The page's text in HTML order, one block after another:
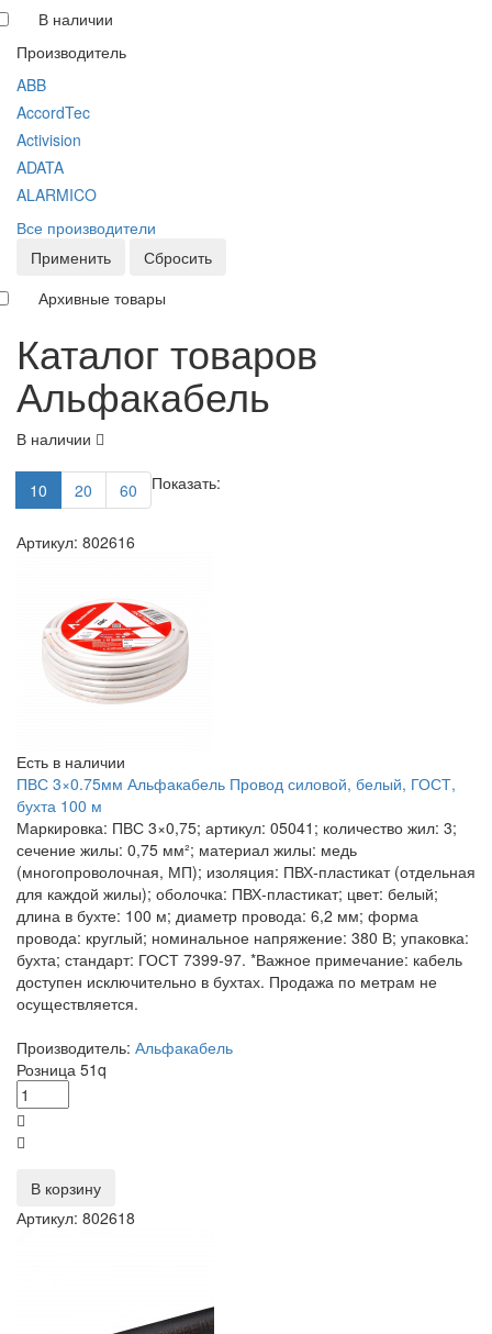
В наличии
Производитель
ABB
AccordTec
Activision
ADATA
ALARMICO
Все производители
Применить
Сбросить
Архивные товары
Каталог товаров
Альфакабель
В наличии
Показать:
10 20 60
Артикул: 802616
Есть в наличии
ПВС 3×0.75мм Альфакабель Провод силовой, белый, ГОСТ,
бухта 100 м
Маркировка: ПВС 3×0,75; артикул: 05041; количество жил: 3;
сечение жилы: 0,75 мм²; материал жилы: медь
(многопроволочная, МП); изоляция: ПВХ‑пластикат (отдельная
для каждой жилы); оболочка: ПВХ‑пластикат; цвет: белый;
длина в бухте: 100 м; диаметр провода: 6,2 мм; форма
провода: круглый; номинальное напряжение: 380 В; упаковка:
бухта; стандарт: ГОСТ 7399‑97. *Важное примечание: кабель
доступен исключительно в бухтах. Продажа по метрам не
осуществляется.
Производитель: Альфакабель
Розница 51q
В корзину
Артикул: 802618